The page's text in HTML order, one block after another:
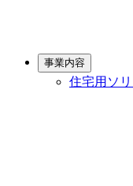
事業内容
住宅用ソ